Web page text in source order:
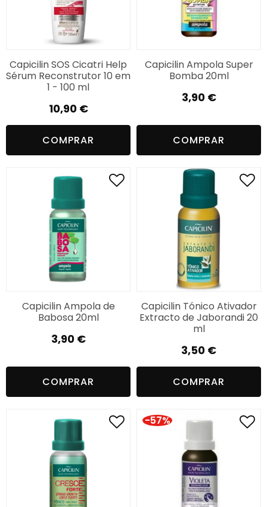
Capicilin SOS Cicatri Help
Sérum Reconstrutor 10 em
1 - 100 ml
10,90 €
COMPRAR
Capicilin Ampola Super
Bomba 20ml
3,90 €
COMPRAR
Capicilin Ampola de
Babosa 20ml
3,90 €
COMPRAR
Capicilin Tónico Ativador
Extracto de Jaborandi 20
ml
3,50 €
COMPRAR
-57%